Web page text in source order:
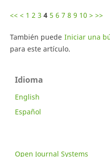
<< < 1 2 3 4 5 6 7 8 9 10 > >>
También puede Iniciar una
para este artículo.
Idioma
English
Español
Open Journal Systems